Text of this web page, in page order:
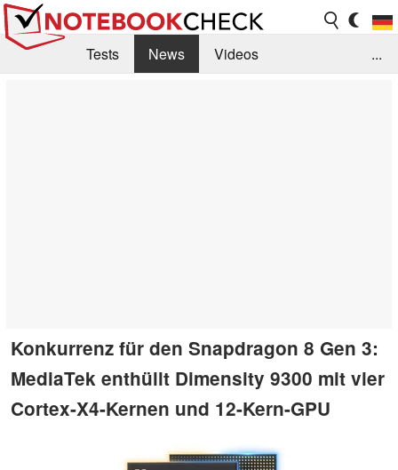
Tests News
Videos
...
Konkurrenz für den Snapdragon 8 Gen 3:
MediaTek enthüllt Dimensity 9300 mit vier
Cortex-X4-Kernen und 12-Kern-GPU